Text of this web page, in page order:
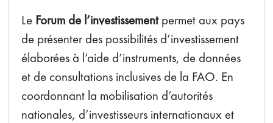
Le Forum de l’investissementpermet aux pays
de présenter des possibilités d’investissement
élaborées à l’aide d’instruments, de données
et de consultations inclusives de la FAO. En
coordonnant la mobilisation d’autorités
nationales, d’investisseurs internationaux et